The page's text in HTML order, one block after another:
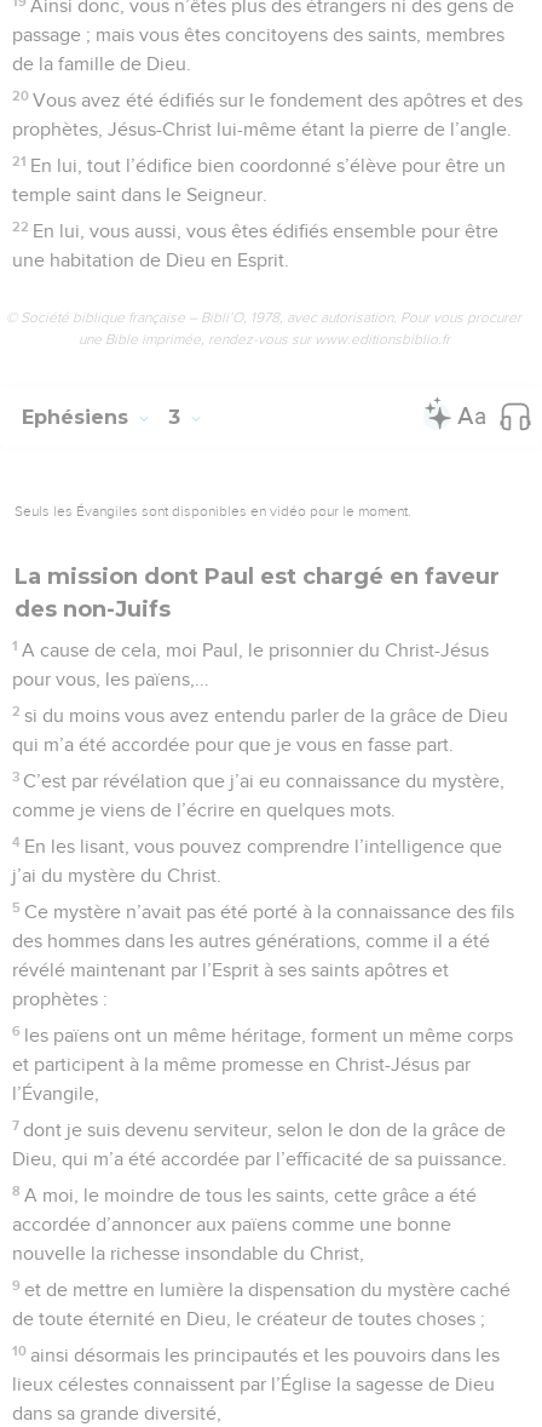
Ainsi donc, vous n’êtes plus des étrangers ni des gens de
passage ; mais vous êtes concitoyens des saints, membres
de la famille de Dieu.
20 Vous avez été édifiés sur le fondement des apôtres et des
prophètes, Jésus-Christ lui-même étant la pierre de l’angle.
21 En lui, tout l’édifice bien coordonné s’élève pour être un
temple saint dans le Seigneur.
22 En lui, vous aussi, vous êtes édifiés ensemble pour être
une habitation de Dieu en Esprit.
© Société biblique française – Bibli’O, 1978, avec autorisation. Pour vous procurer
une Bible imprimée, rendez-vous sur www.editionsbiblio.fr
Ephésiens 3
Seuls les Évangiles sont disponibles en vidéo pour le moment.
La mission dont Paul est chargé en faveur
des non-Juifs
1 A cause de cela, moi Paul, le prisonnier du Christ-Jésus
pour vous, les païens,...
2 si du moins vous avez entendu parler de la grâce de Dieu
qui m’a été accordée pour que je vous en fasse part.
3 C’est par révélation que j’ai eu connaissance du mystère,
comme je viens de l’écrire en quelques mots.
4 En les lisant, vous pouvez comprendre l’intelligence que
j’ai du mystère du Christ.
5 Ce mystère n’avait pas été porté à la connaissance des fils
des hommes dans les autres générations, comme il a été
révélé maintenant par l’Esprit à ses saints apôtres et
prophètes :
6 les païens ont un même héritage, forment un même corps
et participent à la même promesse en Christ-Jésus par
l’Évangile,
7 dont je suis devenu serviteur, selon le don de la grâce de
Dieu, qui m’a été accordée par l’efficacité de sa puissance.
8 A moi, le moindre de tous les saints, cette grâce a été
accordée d’annoncer aux païens comme une bonne
nouvelle la richesse insondable du Christ,
9 et de mettre en lumière la dispensation du mystère caché
de toute éternité en Dieu, le créateur de toutes choses ;
10 ainsi désormais les principautés et les pouvoirs dans les
lieux célestes connaissent par l’Église la sagesse de Dieu
dans sa grande diversité,